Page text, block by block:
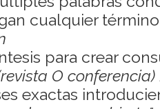
cualquier
para crear
O conferencia)
exactas